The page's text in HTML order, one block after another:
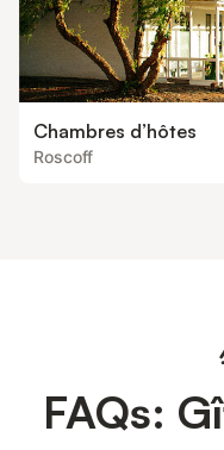
Chambres d’hôtes
Roscoff
FAQs: